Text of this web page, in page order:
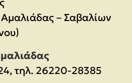
Αμαλιάδας – Σαβαλίων
τηλ. 26220-28385